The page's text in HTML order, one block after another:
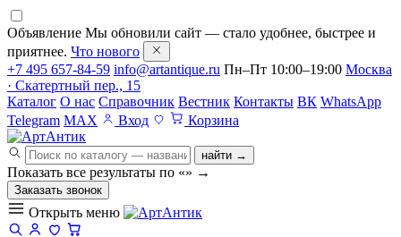
Объявление Мы обновили сайт — стало удобнее, быстрее и
приятнее. Что нового
+7 495 657-84-59 info@artantique.ru Пн–Пт 10:00–19:00 Москва
· Скатертный пер., 15
Каталог О нас Справочник Вестник Контакты ВК WhatsApp
Telegram MAX Вход Корзина
найти →
Показать все результаты по «» →
Заказать звонок
Открыть меню